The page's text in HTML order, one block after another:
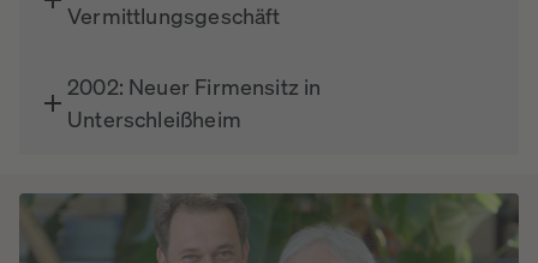
Vermittlungsgeschäft
2002: Neuer Firmensitz in
Unterschleißheim